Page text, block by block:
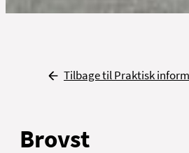
Tilbage til Praktisk
Brovst